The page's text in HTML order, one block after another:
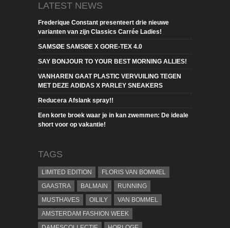
LATEST NEWS
Frederique Constant presenteert drie nieuwe
varianten van zijn Classics Carrée Ladies!
SAMSØE SAMSØE X GORE-TEX 4.0
SAY BONJOUR TO YOUR BEST MORNING ALLIES!
VANHAREN GAAT PLASTIC VERVUILING TEGEN
MET DEZE ADIDAS X PARLEY SNEAKERS
Reducera Afslank spray!!
Een korte broek waar je in kan zwemmen: De ideale
short voor op vakantie!
TAGS
LIMITED EDITION
FLORIS VAN BOMMEL
GAASTRA
BALMAIN
RUNNING
MUSTHAVES
OILILY
VAN BOMMEL
AMSTERDAM FASHION WEEK